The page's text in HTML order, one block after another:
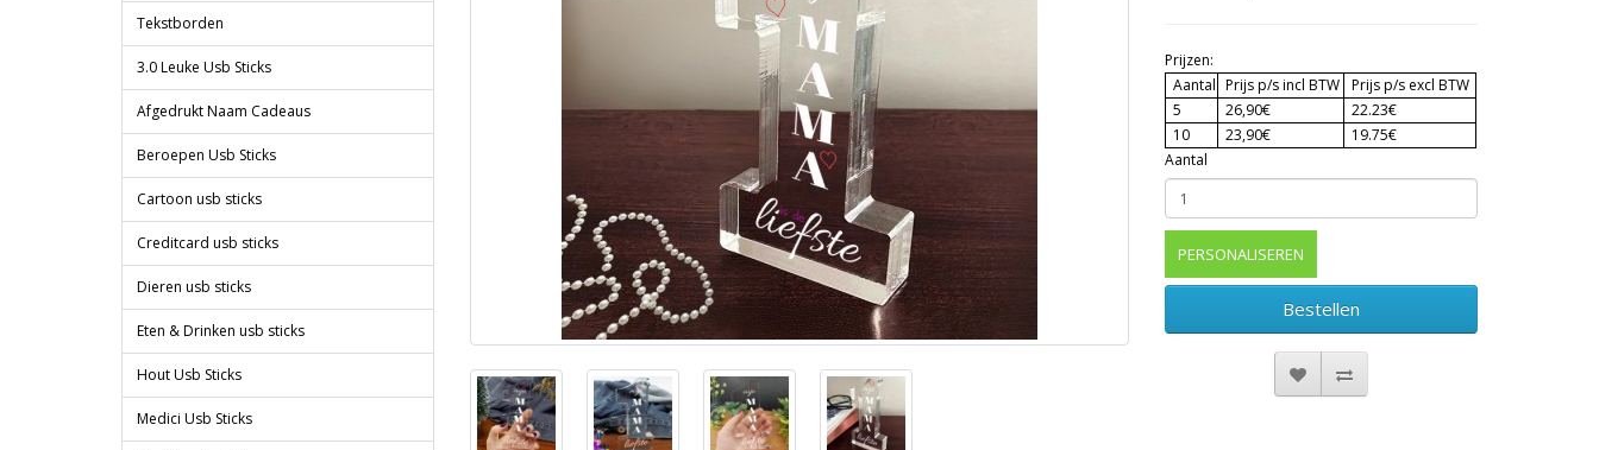
Tekstborden
3.0 Leuke Usb Sticks
Afgedrukt Naam Cadeaus
Beroepen Usb Sticks
Cartoon usb sticks
Creditcard usb sticks
Dieren usb sticks
Eten & Drinken usb sticks
Hout Usb Sticks
Medici Usb Sticks
Prijzen:
Aantal Prijs p/s incl BTW Prijs p/s excl BTW
5
26,90€
22.23€
10
23,90€
19.75€
Aantal
PERSONALISEREN
Bestellen